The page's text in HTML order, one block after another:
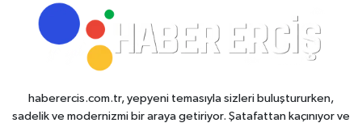
haberercis.com.tr, yepyeni temasıyla sizleri buluştururken,
sadelik ve modernizmi bir araya getiriyor. Şatafattan kaçınıyor ve